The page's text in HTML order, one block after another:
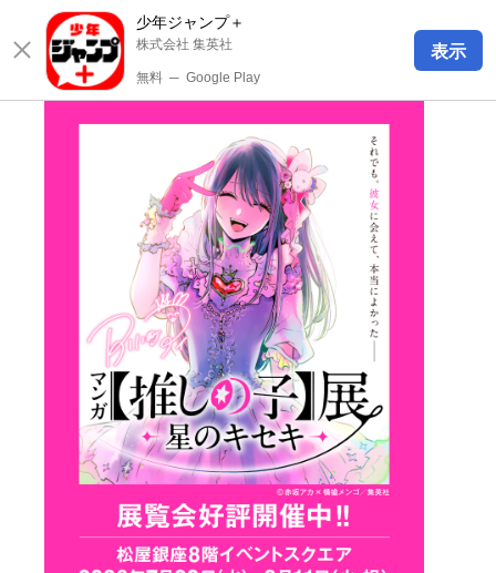
少年ジャンプ＋
株式会社 集英社
無料 ─ Google Play
表示